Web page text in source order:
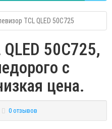
TCL QLED 50C725
50C725,
с
цена.
0 отзывов